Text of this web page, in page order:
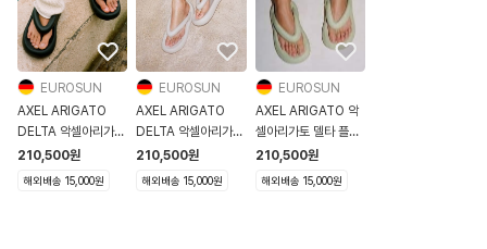
EUROSUN
AXEL ARIGATO
DELTA 악셀아리가토
델타 플립플랍 블랙
210,500원
해외배송 15,000원
EUROSUN
AXEL ARIGATO
DELTA 악셀아리가토
델타 플립플랍 베이지
210,500원
해외배송 15,000원
EUROSUN
AXEL ARIGATO 악
셀아리가토 델타 플립
플랍 라이트그린
210,500원
해외배송 15,000원